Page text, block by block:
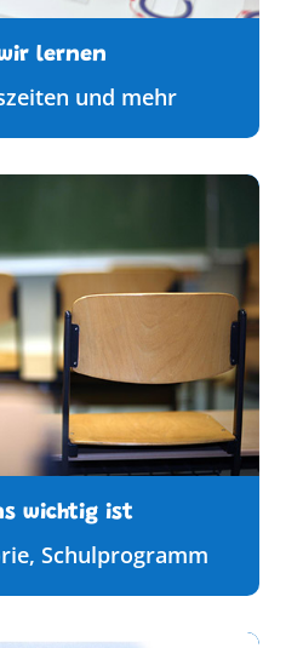
lernen
und mehr
wichtig ist
Schulprogramm